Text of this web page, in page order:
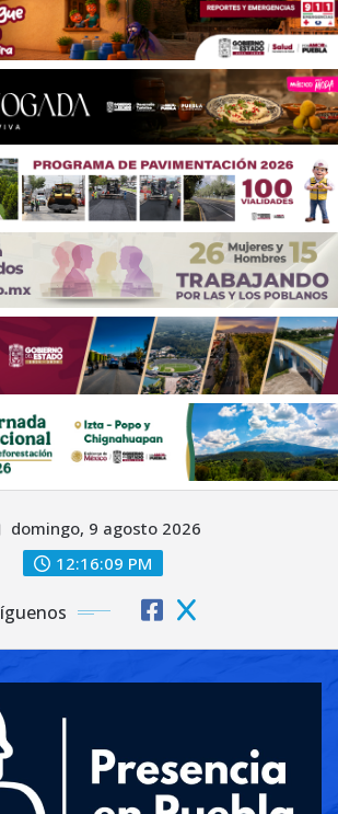
domingo, 9 agosto 2026
12:16:11 PM